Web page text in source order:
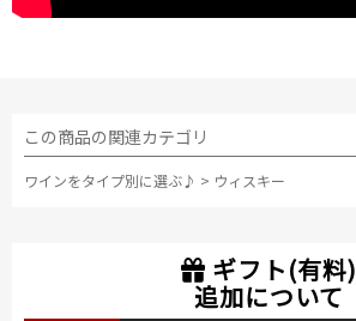
この商品の関連カテゴリ
ワインをタイプ別に選ぶ♪ > ウィスキー
ギフト(有料)
追加について